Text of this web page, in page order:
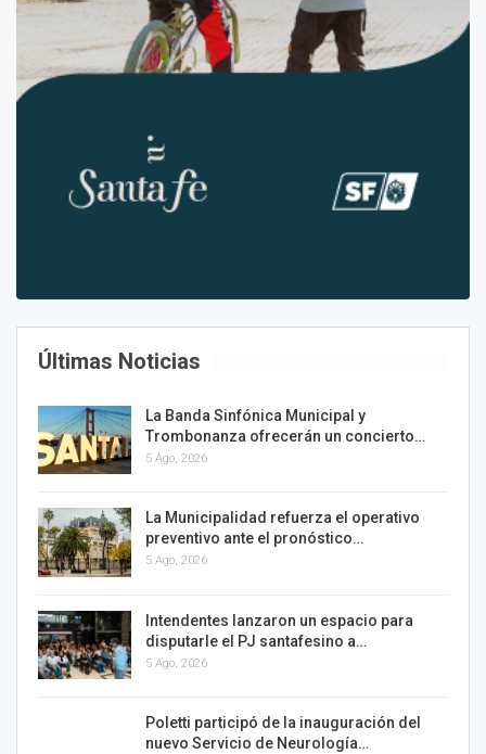
Últimas Noticias
La Banda Sinfónica Municipal y
Trombonanza ofrecerán un concierto…
5 Ago, 2026
La Municipalidad refuerza el operativo
preventivo ante el pronóstico…
5 Ago, 2026
Intendentes lanzaron un espacio para
disputarle el PJ santafesino a…
5 Ago, 2026
Poletti participó de la inauguración del
nuevo Servicio de Neurología…